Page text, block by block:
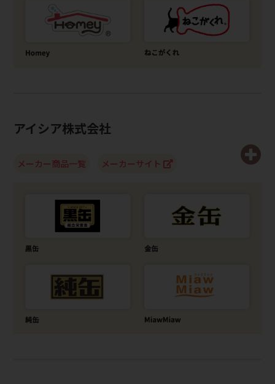
アイシア株式会社
メーカー商品一覧 メーカーサイト